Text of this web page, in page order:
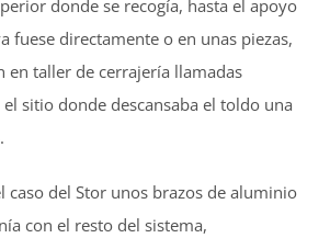
donde se recogía, hasta el apoyo
fuese directamente o en unas piezas,
en taller de cerrajería llamadas
sitio donde descansaba el toldo una
caso del Stor unos brazos de aluminio
con el resto del sistema,